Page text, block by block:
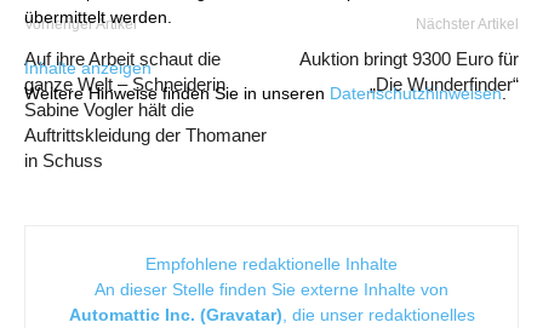
übermittelt werden.
Inhalte anzeigen
Weitere Hinweise finden Sie in unseren Datenschutzhinweisen.
Vorheriger Artikel
Auf ihre Arbeit schaut die
ganze Welt – Schneiderin
Sabine Vogler hält die
Auftrittskleidung der Thomaner
in Schuss
Nächster Artikel
Auktion bringt 9300 Euro für
„Die Wunderfinder“
Empfohlene redaktionelle Inhalte
An dieser Stelle finden Sie externe Inhalte von
Automattic Inc. (Gravatar) , die unser redaktionelles